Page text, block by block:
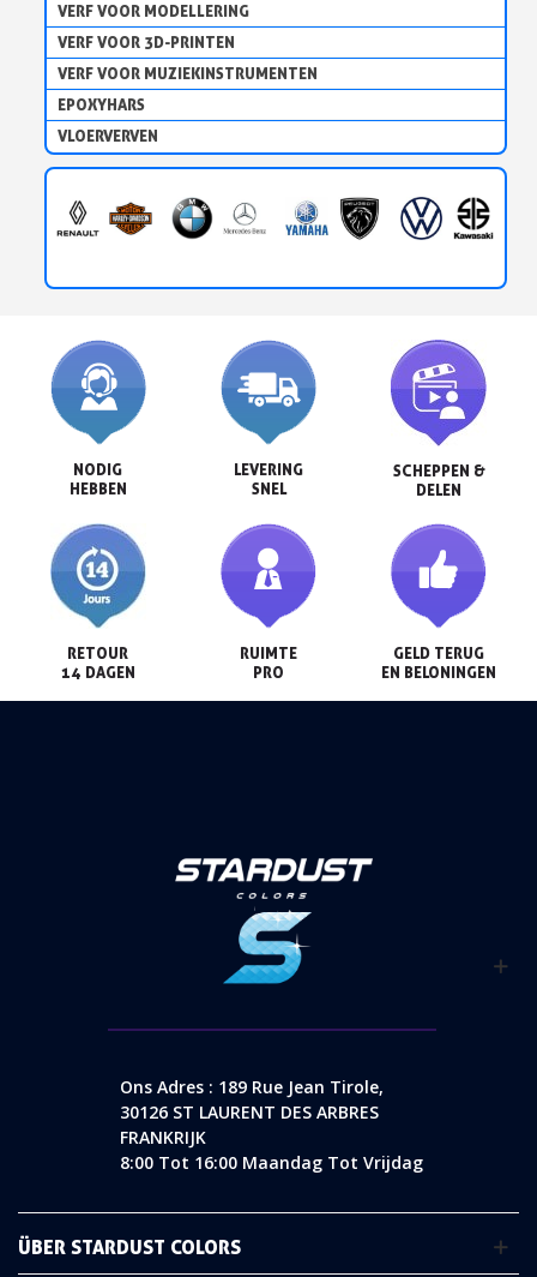
VERF VOOR MODELLERING
VERF VOOR 3D-PRINTEN
VERF VOOR MUZIEKINSTRUMENTEN
EPOXYHARS
VLOERVERVEN
NODIG
HEBBEN
LEVERING
SNEL
SCHEPPEN &
DELEN
RETOUR
14 DAGEN
RUIMTE
PRO
GELD TERUG
EN BELONINGEN
Ons Adres : 189 Rue Jean Tirole,
30126 ST LAURENT DES ARBRES
FRANKRIJK
8:00 Tot 16:00 Maandag Tot Vrijdag
ÜBER STARDUST COLORS